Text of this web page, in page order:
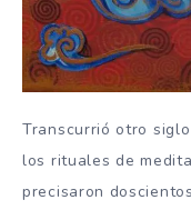
Transcurrió otro
los rituales de
precisaron